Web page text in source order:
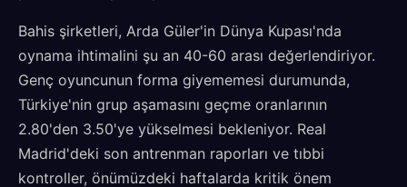
Bahis şirketleri, Arda Güler'in Dünya Kupası'nda
oynama ihtimalini şu an 40-60 arası değerlendiriyor.
Genç oyuncunun forma giyememesi durumunda,
Türkiye'nin grup aşamasını geçme oranlarının
2.80'den 3.50'ye yükselmesi bekleniyor. Real
Madrid'deki son antrenman raporları ve tıbbi
kontroller, önümüzdeki haftalarda kritik önem